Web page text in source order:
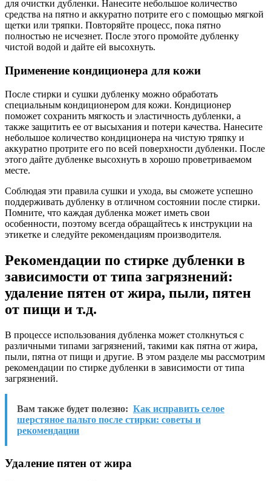
для очистки дубленки. Нанесите небольшое количество
средства на пятно и аккуратно потрите его с помощью мягкой
щетки или тряпки. Повторяйте процесс, пока пятно
полностью не исчезнет. После этого промойте дубленку
чистой водой и дайте ей высохнуть.
Применение кондиционера для кожи
После стирки и сушки дубленку можно обработать
специальным кондиционером для кожи. Кондиционер
поможет сохранить мягкость и эластичность дубленки, а
также защитить ее от высыхания и потери качества. Нанесите
небольшое количество кондиционера на чистую тряпку и
аккуратно протрите его по всей поверхности дубленки. После
этого дайте дубленке высохнуть в хорошо проветриваемом
месте.
Соблюдая эти правила сушки и ухода, вы сможете успешно
поддерживать дубленку в отличном состоянии после стирки.
Помните, что каждая дубленка может иметь свои
особенности, поэтому всегда обращайтесь к инструкции на
этикетке и следуйте рекомендациям производителя.
Рекомендации по стирке дубленки в
зависимости от типа загрязнений:
удаление пятен от жира, пыли, пятен
от пищи и т.д.
В процессе использования дубленка может столкнуться с
различными типами загрязнений, такими как пятна от жира,
пыли, пятна от пищи и другие. В этом разделе мы рассмотрим
рекомендации по стирке дубленки в зависимости от типа
загрязнений.
Вам также будет полезно: Как исправить селое
шерстяное пальто после стирки: советы и
рекомендации
Удаление пятен от жира